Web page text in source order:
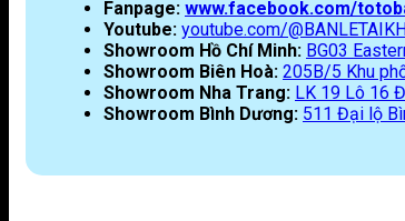
Fanpage: www.facebook.com/
Youtube: youtube.com/
Showroom Hồ Chí Minh: BG03
Showroom Biên Hoà: 205B/5 Khu
Showroom Nha Trang: LK 19 Lô 16
Showroom Bình Dương: 511 Đại lộ